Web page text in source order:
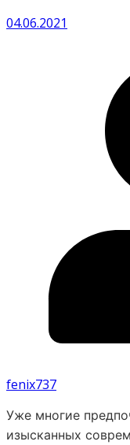
04.06.2021
fenix737
Уже многие
изысканных